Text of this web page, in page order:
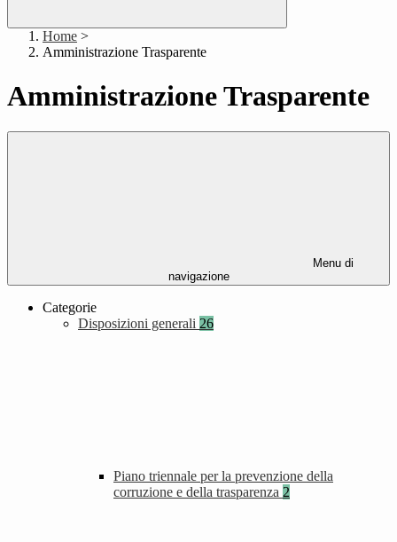
Home >
Amministrazione Trasparente
Amministrazione Trasparente
Menu di
navigazione
Categorie
Disposizioni generali 26
Piano triennale per la prevenzione della
corruzione e della trasparenza 2